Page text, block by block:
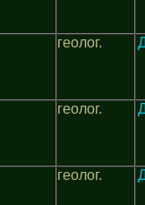
геолог.
геолог.
геолог.